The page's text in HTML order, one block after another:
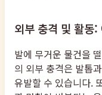
외부 충격 및 활동
발에 무거운 물건을
의 외부 충격은 발톱
유발할 수 있습니다.